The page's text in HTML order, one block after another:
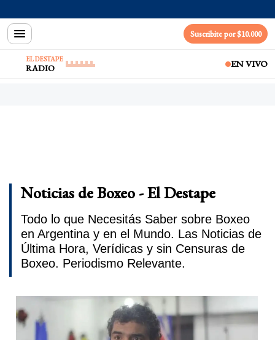
Suscribite por $10.000
EL DESTAPE
RADIO EN VIVO
Noticias de Boxeo - El Destape
Todo lo que Necesitás Saber sobre Boxeo
en Argentina y en el Mundo. Las Noticias de
Última Hora, Verídicas y sin Censuras de
Boxeo. Periodismo Relevante.